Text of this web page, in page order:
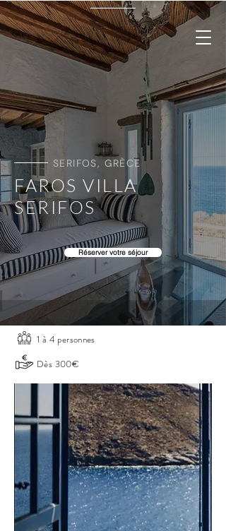
SERIFOS, GRÈCE
FAROS VILLA
SERIFOS
Réserver votre séjour
1 à 4 personnes
Dès 300€